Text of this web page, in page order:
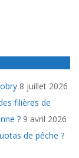
8 juillet 2026
filières de
? 9 avril 2026
de pêche ?